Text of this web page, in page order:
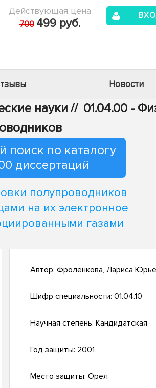
Действующая цена
700 499 руб.
Новости
науки // 01.04.00 -
поиск по каталогу
диссертаций
полупроводников
на их электронное
газами
Автор: Фроленкова, Лариса
Шифр специальности: 01.04.10
Научная степень: Кандидатская
Год защиты: 2001
Место защиты: Орел